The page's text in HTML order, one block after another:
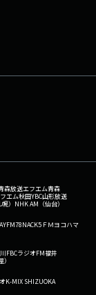
森放送エフエム青森
エム秋田YBC山形放送
） NHK AM（仙台）
NACK5 ＦＭヨコハマ
FBCラジオFM福井
K-MIX SHIZUOKA